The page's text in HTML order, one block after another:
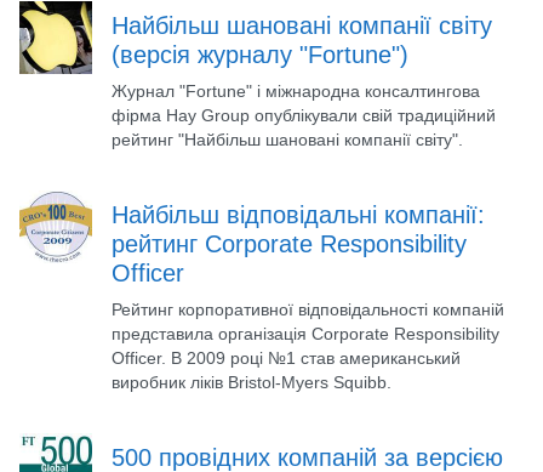
Найбільш шановані компанії світу
(версія журналу "Fortune")
Журнал "Fortune" і міжнародна консалтингова
фірма Hay Group опублікували свій традиційний
рейтинг "Найбільш шановані компанії світу".
Найбільш відповідальні компанії:
рейтинг Corporate Responsibility
Officer
Рейтинг корпоративної відповідальності компаній
представила організація Corporate Responsibility
Officer. В 2009 році №1 став американський
виробник ліків Bristol-Myers Squibb.
500 провідних компаній за версією